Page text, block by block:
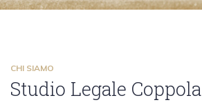
CHI SIAMO
Studio Legale Coppola